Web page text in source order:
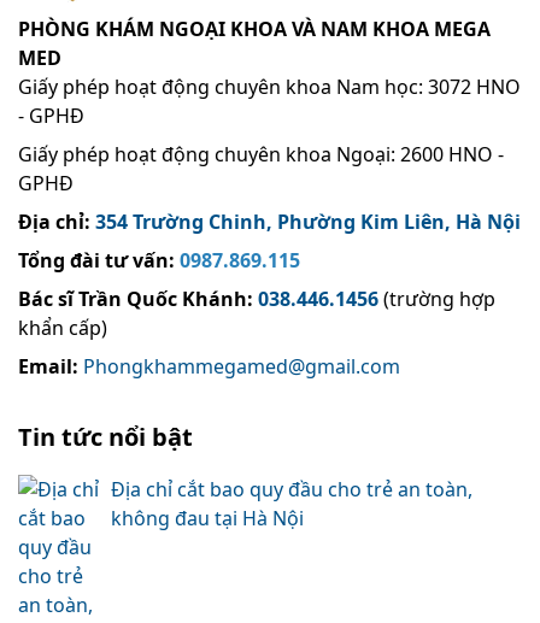
PHÒNG KHÁM NGOẠI KHOA VÀ NAM KHOA MEGA
MED
Giấy phép hoạt động chuyên khoa Nam học: 3072 HNO
- GPHĐ
Giấy phép hoạt động chuyên khoa Ngoại: 2600 HNO -
GPHĐ
Địa chỉ: 354 Trường Chinh, Phường Kim Liên, Hà Nội
Tổng đài tư vấn: 0987.869.115
Bác sĩ Trần Quốc Khánh: 038.446.1456(trường hợp
khẩn cấp)
Email: Phongkhammegamed@gmail.com
Tin tức nổi bật
Địa chỉ cắt bao quy đầu cho trẻ an toàn,
không đau tại Hà Nội